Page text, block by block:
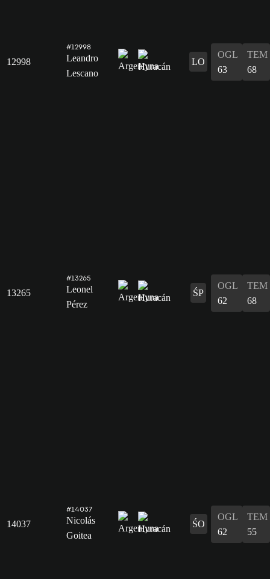
12998
#12998
Leandro
Lescano
LO
OGL
63
TEM
68
13265
#13265
Leonel
Pérez
ŚP
OGL
62
TEM
68
14037
#14037
Nicolás
Goitea
ŚO
OGL
62
TEM
55